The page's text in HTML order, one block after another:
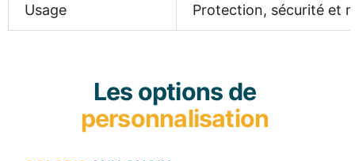
Usage Protection, sécurité et
Les options de
personnalisation